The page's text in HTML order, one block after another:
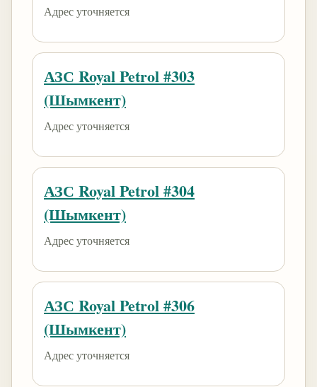
Адрес уточняется
АЗС Royal Petrol #303
(Шымкент)
Адрес уточняется
АЗС Royal Petrol #304
(Шымкент)
Адрес уточняется
АЗС Royal Petrol #306
(Шымкент)
Адрес уточняется